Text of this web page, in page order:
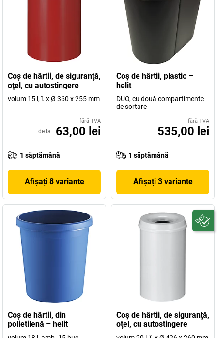
Coş de hârtii, de siguranţă,
oţel, cu autostingere
volum 15 l, î. x Ø 360 x 255 mm
fără TVA
de la 63,00 lei
1 săptămână
Afișați 8 variante
Coş de hârtii, plastic –
helit
DUO, cu două compartimente
de sortare
fără TVA
535,00 lei
1 săptămână
Afișați 3 variante
Coş de hârtii, din
polietilenă – helit
Coş de hârtii, de siguranţă,
oţel, cu autostingere